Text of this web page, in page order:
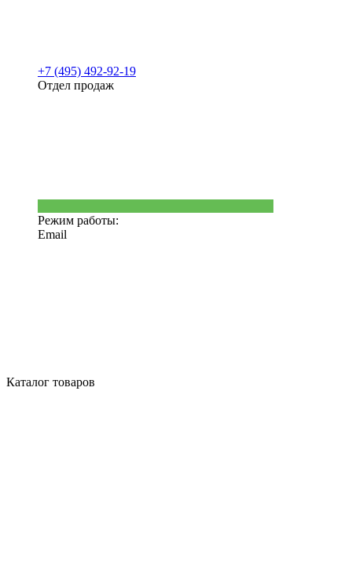
+7 (495) 492-92-19
Отдел продаж
Режим работы:
Email
Каталог товаров